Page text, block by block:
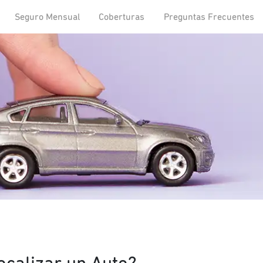
Seguro Mensual Coberturas Preguntas Frecuentes